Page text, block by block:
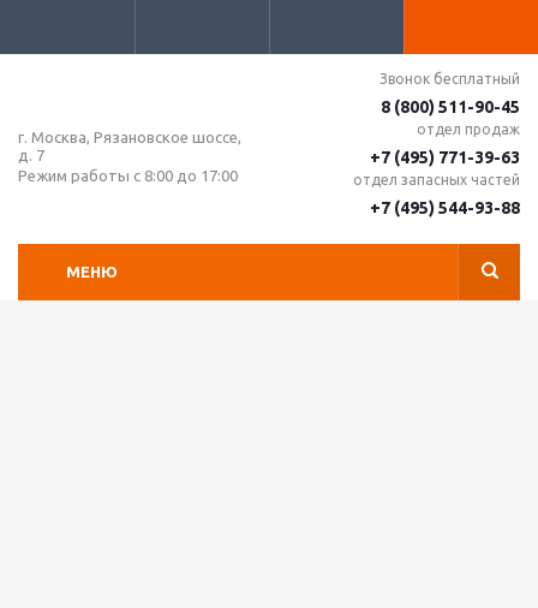
г. Москва, Рязановское шоссе,
д. 7
Режим работы с 8:00 до 17:00
Звонок бесплатный
8 (800) 511-90-45
отдел продаж
+7 (495) 771-39-63
отдел запасных частей
+7 (495) 544-93-88
МЕНЮ